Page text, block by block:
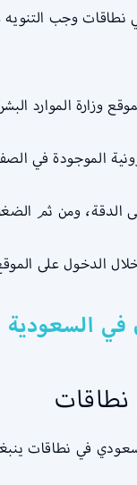
وجب التنويه عن
وزارة الموارد
الموجودة في
الدقة، ومن ثم
الدخول على
في
نطاقات
في نطاقات